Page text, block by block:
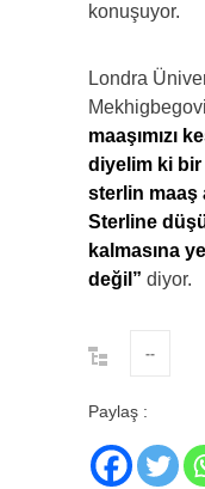
konuşuyor.
Londra
maaşımızı
diyelim ki bir
sterlin maaş
Sterline
kalmasına
değil” diyor.
--
Paylaş :